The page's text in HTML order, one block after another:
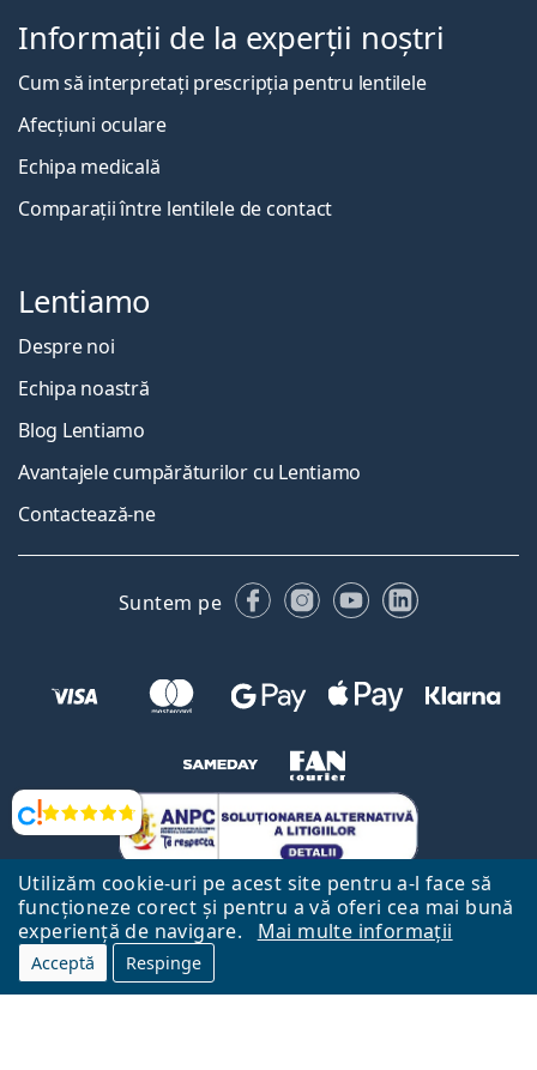
Utilizăm cookie-uri pe acest site pentru a-l face să
funcționeze corect și pentru a vă oferi cea mai bună
experiență de navigare.
Mai multe informații
Acceptă Respinge
Opinii
Informații de la experții noștri
Cum să interpretați prescripția pentru lentilele
Afecțiuni oculare
Echipa medicală
Comparații între lentilele de contact
Lentiamo
Despre noi
Echipa noastră
Blog Lentiamo
Avantajele cumpărăturilor cu Lentiamo
Contactează-ne
Suntem pe FacebookInstagram
YouTubeLinkedIn
Către Pagina Principală
Mai sus